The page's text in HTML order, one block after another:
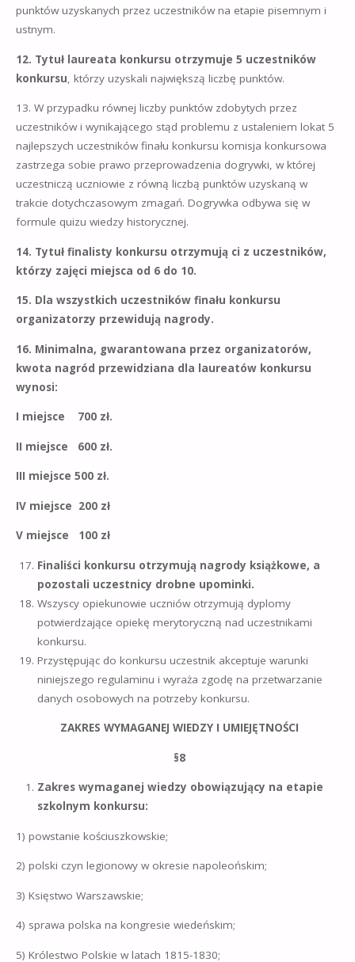
punktów uzyskanych przez uczestników na etapie pisemnym i
ustnym.
12. Tytuł laureata konkursu otrzymuje 5 uczestników
konkursu, którzy uzyskali największą liczbę punktów.
13. W przypadku równej liczby punktów zdobytych przez
uczestników i wynikającego stąd problemu z ustaleniem lokat 5
najlepszych uczestników finału konkursu komisja konkursowa
zastrzega sobie prawo przeprowadzenia dogrywki, w której
uczestniczą uczniowie z równą liczbą punktów uzyskaną w
trakcie dotychczasowym zmagań. Dogrywka odbywa się w
formule quizu wiedzy historycznej.
14. Tytuł finalisty konkursu otrzymują ci z uczestników,
którzy zajęci miejsca od 6 do 10.
15. Dla wszystkich uczestników finału konkursu
organizatorzy przewidują nagrody.
16. Minimalna, gwarantowana przez organizatorów,
kwota nagród przewidziana dla laureatów konkursu
wynosi:
I miejsce 700 zł.
II miejsce 600 zł.
III miejsce 500 zł.
IV miejsce 200 zł
V miejsce 100 zł
Finaliści konkursu otrzymują nagrody książkowe, a
pozostali uczestnicy drobne upominki.
Wszyscy opiekunowie uczniów otrzymują dyplomy
potwierdzające opiekę merytoryczną nad uczestnikami
konkursu.
Przystępując do konkursu uczestnik akceptuje warunki
niniejszego regulaminu i wyraża zgodę na przetwarzanie
danych osobowych na potrzeby konkursu.
ZAKRES WYMAGANEJ WIEDZY I UMIEJĘTNOŚCI
§8
Zakres wymaganej wiedzy obowiązujący na etapie
szkolnym konkursu:
1) powstanie kościuszkowskie;
2) polski czyn legionowy w okresie napoleońskim;
3) Księstwo Warszawskie;
4) sprawa polska na kongresie wiedeńskim;
5) Królestwo Polskie w latach 1815-1830;